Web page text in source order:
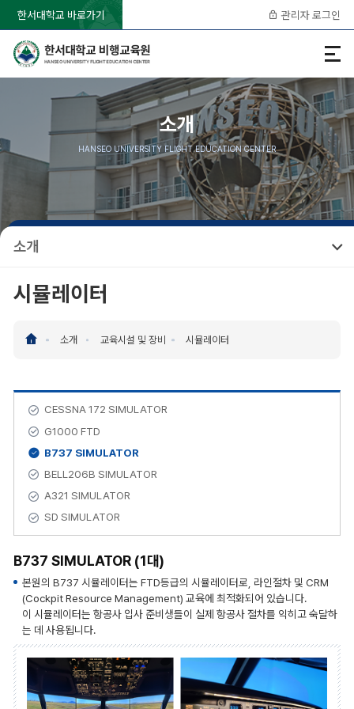
한서대학교 바로가기 관리자 로그인
바
일
메
뉴
열
기
소개
HANSEO UNIVERSITY FLIGHT EDUCATION CENTER
소개
시뮬레이터
HOME
소개 교육시설 및 장비 시뮬레이터
CESSNA 172 SIMULATOR
G1000 FTD
B737 SIMULATOR
BELL206B SIMULATOR
A321 SIMULATOR
SD SIMULATOR
B737 SIMULATOR (1대)
본원의 B737 시뮬레이터는 FTD등급의 시뮬레이터로, 라인절차 및 CRM
(Cockpit Resource Management) 교육에 최적화되어 있습니다.
이 시뮬레이터는 항공사 입사 준비생들이 실제 항공사 절차를 익히고 숙달하
는 데 사용됩니다.